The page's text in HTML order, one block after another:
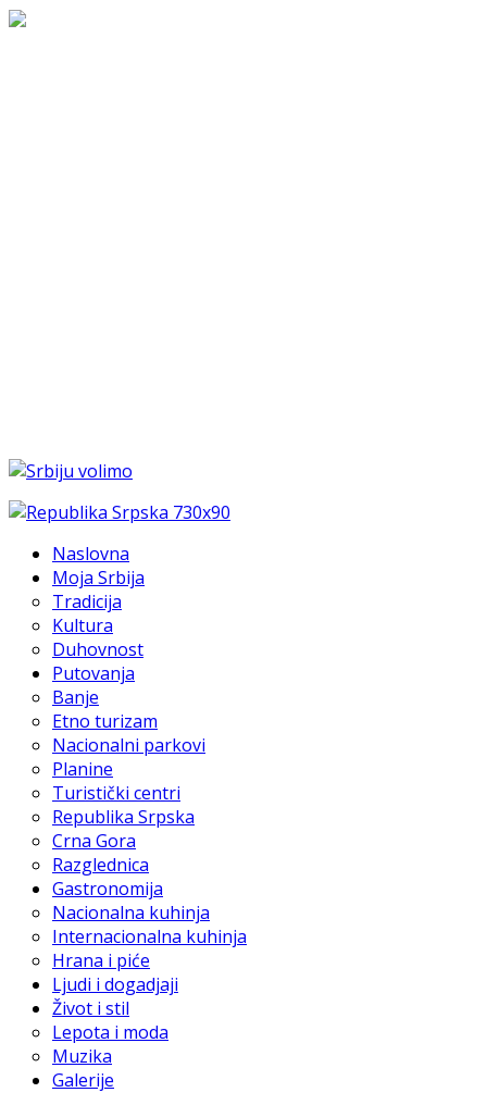
Naslovna
Moja Srbija
Tradicija
Kultura
Duhovnost
Putovanja
Banje
Etno turizam
Nacionalni parkovi
Planine
Turistički centri
Republika Srpska
Crna Gora
Razglednica
Gastronomija
Nacionalna kuhinja
Internacionalna kuhinja
Hrana i piće
Ljudi i dogadjaji
Život i stil
Lepota i moda
Muzika
Galerije